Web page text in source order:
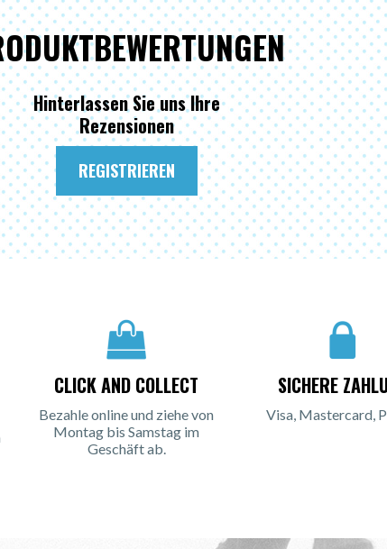
Hinterlassen Sie uns Ihre
Rezensionen
REGISTRIEREN
CLICK AND COLLECT
Bezahle online und ziehe von
Montag bis Samstag im
Geschäft ab.
SICHERE
Visa, Mastercard,